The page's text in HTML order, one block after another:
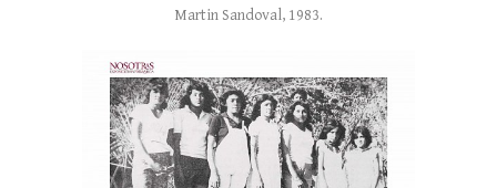
Martin Sandoval, 1983.